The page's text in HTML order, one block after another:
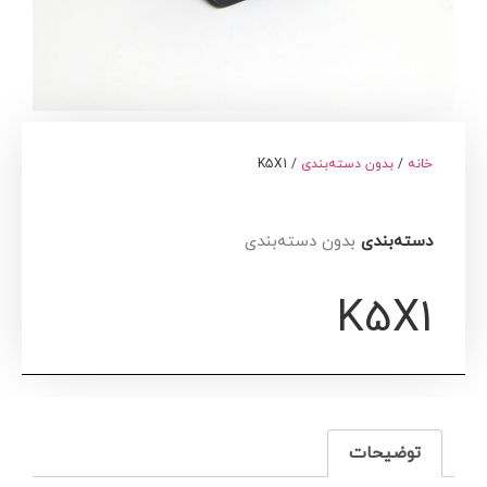
خانه / بدون دسته‌بندی / K5X1
دسته‌بندی بدون دسته‌بندی
K5X1
توضیحات